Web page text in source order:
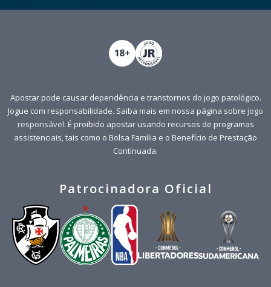
Apostar pode causar dependência e transtornos do jogo patológico.
Jogue com responsabilidade. Saiba mais em nossa página sobre jogo
responsável. É proibido apostar usando recursos de programas
assistenciais, tais como o Bolsa Família e o Benefício de Prestação
Continuada.
Patrocinadora Oficial